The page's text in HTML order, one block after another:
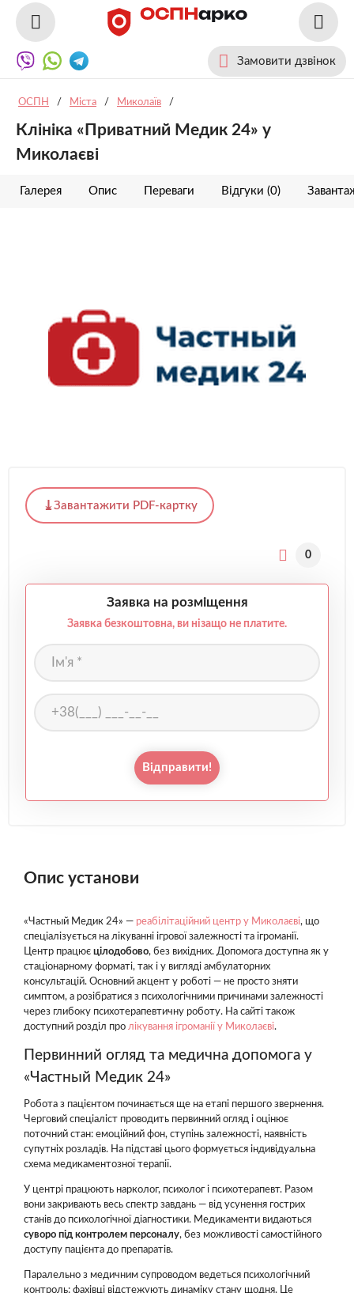
Замовити дзвінок
ОСПН / Міста / Миколаїв /
Клініка «Приватний Медик 24» у
Миколаєві
Галерея Опис Переваги Відгуки (0)
Завантажити PDF-картку
0
Заявка на розміщення
Заявка безкоштовна, ви нізащо не платите.
Відправити!
Опис установи
«Частный Медик 24» — реабілітаційний центр у Миколаєві, що
спеціалізується на лікуванні ігрової залежності та ігроманії.
Центр працює цілодобово, без вихідних. Допомога доступна як у
стаціонарному форматі, так і у вигляді амбулаторних
консультацій. Основний акцент у роботі — не просто зняти
симптом, а розібратися з психологічними причинами залежності
через глибоку психотерапевтичну роботу. На сайті також
доступний розділ про лікування ігроманії у Миколаєві.
Первинний огляд та медична допомога у
«Частный Медик 24»
Робота з пацієнтом починається ще на етапі першого звернення.
Черговий спеціаліст проводить первинний огляд і оцінює
поточний стан: емоційний фон, ступінь залежності, наявність
супутніх розладів. На підставі цього формується індивідуальна
схема медикаментозної терапії.
У центрі працюють нарколог, психолог і психотерапевт. Разом
вони закривають весь спектр завдань — від усунення гострих
станів до психологічної діагностики. Медикаменти видаються
суворо під контролем персоналу, без можливості самостійного
доступу пацієнта до препаратів.
Паралельно з медичним супроводом ведеться психологічний
контроль: фахівці відстежують динаміку стану щодня. Це